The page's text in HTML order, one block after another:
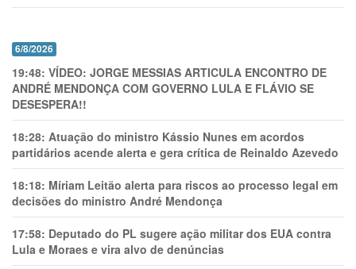
6/8/2026
19:48: VÍDEO: JORGE MESSIAS ARTICULA ENCONTRO DE
ANDRÉ MENDONÇA COM GOVERNO LULA E FLÁVIO SE
DESESPERA!!
18:28: Atuação do ministro Kássio Nunes em acordos
partidários acende alerta e gera crítica de Reinaldo Azevedo
18:18: Míriam Leitão alerta para riscos ao processo legal em
decisões do ministro André Mendonça
17:58: Deputado do PL sugere ação militar dos EUA contra
Lula e Moraes e vira alvo de denúncias